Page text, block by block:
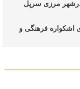
درشهر مرزی سرپل
اشکواره فرهنگی و